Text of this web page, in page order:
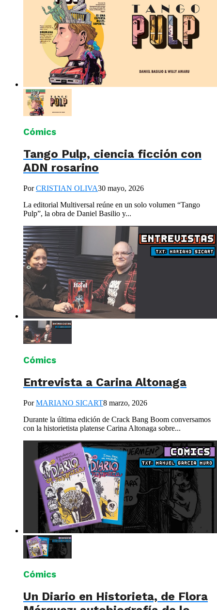
Cómics
Tango Pulp, ciencia ficción con
ADN rosarino
PorCRISTIAN OLIVA30 mayo, 2026
La editorial Multiversal reúne en un solo volumen “Tango
Pulp”, la obra de Daniel Basilio y...
Cómics
Entrevista a Carina Altonaga
PorMARIANO SICART8 marzo, 2026
Durante la última edición de Crack Bang Boom conversamos
con la historietista platense Carina Altonaga sobre...
Cómics
Un Diario en Historieta, de Flora